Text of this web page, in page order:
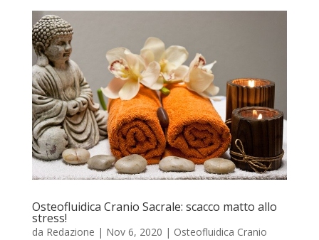
Osteofluidica Cranio Sacrale: scacco matto allo
stress!
da Redazione | Nov 6, 2020 | Osteofluidica Cranio